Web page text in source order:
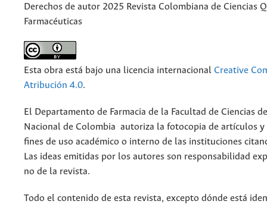
Derechos de autor 2025 Revista Colombiana de Ciencias
Farmacéuticas
Esta obra está bajo una licencia internacional Creative
Atribución 4.0.
El Departamento de Farmacia de la Facultad de Ciencias
Nacional de Colombia autoriza la fotocopia de artículos
fines de uso académico o interno de las instituciones
Las ideas emitidas por los autores son responsabilidad
no de la revista.
Todo el contenido de esta revista, excepto dónde está